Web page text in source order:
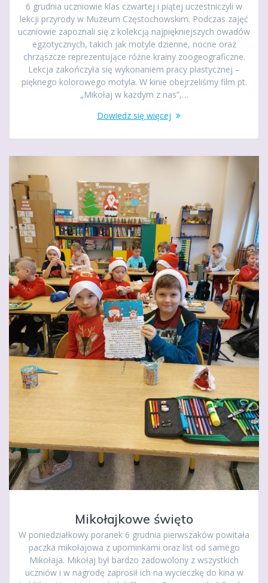
6 grudnia uczniowie klas czwartej i piątej uczestniczyli w
lekcji przyrody w Muzeum Częstochowskim. Podczas zajęć
uczniowie zapoznali się z kolekcją najpiękniejszych owadów
egzotycznych, takich jak motyle dzienne, nocne oraz
chrząszcze reprezentujące różne krainy zoogeograficzne.
Lekcja zakończyła się wykonaniem pracy plastycznej –
pięknego kolorowego motyla. W kinie obejrzeliśmy film pt.
„Mikołaj w każdym z nas”,…
Dowiedz się więcej
Mikołajkowe święto
W poniedziałkowy poranek 6 grudnia pierwszaków powitała
paczka mikołajowa z upominkami oraz list od samego
Mikołaja. Mikołaj był bardzo zadowolony z wszystkich
uczniów i w nagrodę zaprosił ich na wycieczkę do kina w